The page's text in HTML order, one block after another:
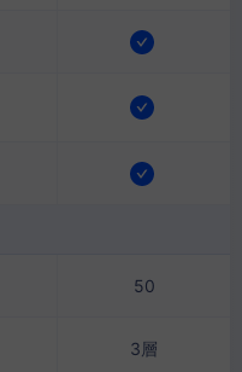
50
3層